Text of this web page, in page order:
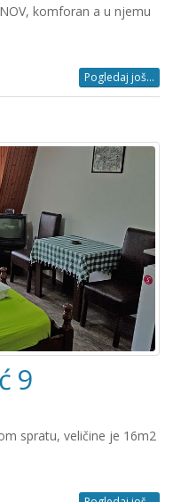
komforan a u njemu
Pogledaj još...
9
spratu, veličine je 16m2